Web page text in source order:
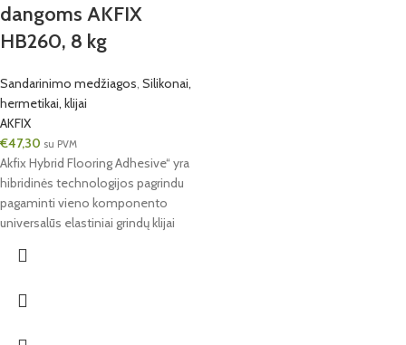
dangoms AKFIX
HB260, 8 kg
Sandarinimo medžiagos, Silikonai,
hermetikai, klijai
AKFIX
€47,30 su PVM
Akfix Hybrid Flooring Adhesive“ yra
hibridinės technologijos pagrindu
pagaminti vieno komponento
universalūs elastiniai grindų klijai